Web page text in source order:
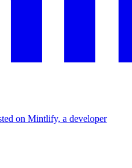
on Mintlify, a developer